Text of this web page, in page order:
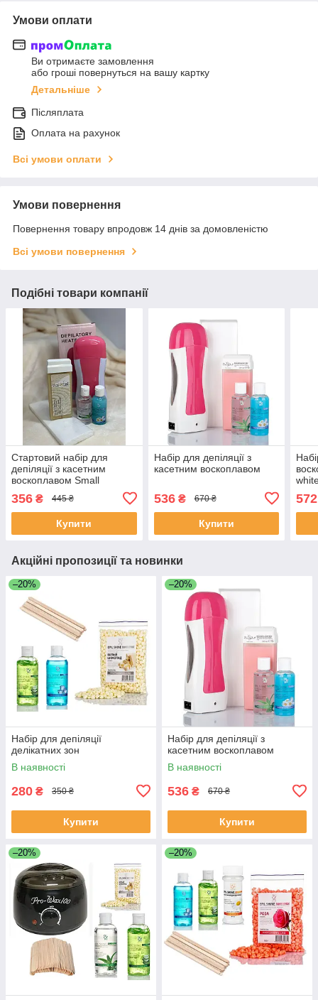
Умови оплати
Ви отримаєте замовлення
або гроші повернуться на вашу картку
Детальніше
Післяплата
Оплата на рахунок
Всі умови оплати
Умови повернення
Повернення товару впродовж 14 днів за домовленістю
Всі умови повернення
Подібні товари компанії
Стартовий набір для
депіляції з касетним
воскоплавом Small
356 ₴ 445 ₴
Купити
Набір для депіляції з
касетним воскоплавом
536₴ 670 ₴
Купити
572
Акційні пропозиції та новинки
–20%
Набір для депіляції
делікатних зон
В наявності
280 ₴ 350 ₴
Купити
–20%
Набір для депіляції з
касетним воскоплавом
В наявності
536 ₴ 670 ₴
Купити
–20% –20%